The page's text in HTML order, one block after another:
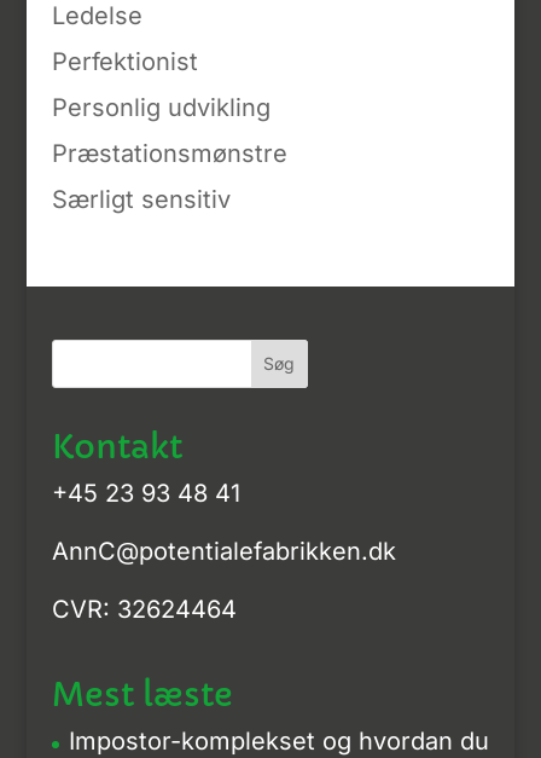
Ledelse
Perfektionist
Personlig udvikling
Præstationsmønstre
Særligt sensitiv
Kontakt
+45 23 93 48 41
AnnC@potentialefabrikken.dk
CVR: 32624464
Mest læste
Impostor-komplekset og hvordan du